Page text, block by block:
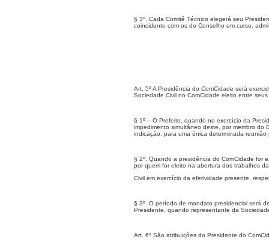
§ 3º. Cada Comitê Técnico elegerá seu
coincidente com os do Conselho em curso,
Art. 5º A Presidência do ComCidade será
Sociedade Civil no ComCidade eleito entre
§ 1º – O Prefeito, quando no exercício da
impedimento simultâneo deste, por membro do
indicação, para uma única determinada reunião
§ 2º. Quando a presidência do ComCidade for
por quem for eleito na abertura dos trabalhos
Civil em exercício da efetividade presente,
§ 3º. O período de mandato presidencial será
Presidente, quando representante da
Art. 6º São atribuições do Presidente do